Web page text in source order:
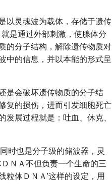
以灵魂波为载体，存储于遗传
是通过外部刺激，使腺体分
的分子结构，解除遗传物质对
中的信息，并以本能的形式呈
是会破坏遗传物质的分子结
复的损伤，进而引发细胞死亡
展过程就是：吐血、休克、
时也是分子级的储波器，灵
ＮＡ不但负责一个生命的三
粒体ＤＮＡ’这样的设定，用